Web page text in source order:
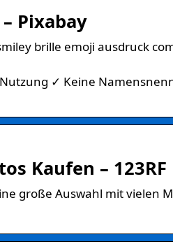
Pixabay
brille emoji ausdruck
✓ Keine
Kaufen – 123RF
große Auswahl mit vielen